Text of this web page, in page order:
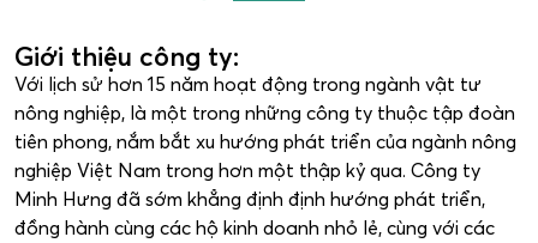
Giới thiệu công ty:
Với lịch sử hơn 15 năm hoạt động trong ngành vật tư
nông nghiệp, là một trong những công ty thuộc tập đoàn
tiên phong, nắm bắt xu hướng phát triển của ngành nông
nghiệp Việt Nam trong hơn một thập kỷ qua. Công ty
Minh Hưng đã sớm khẳng định định hướng phát triển,
đồng hành cùng các hộ kinh doanh nhỏ lẻ, cùng với các